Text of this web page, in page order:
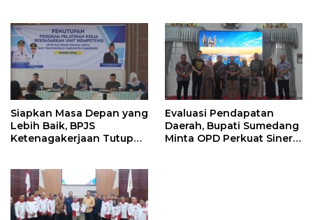
Siapkan Masa Depan yang
Lebih Baik, BPJS
Ketenagakerjaan Tutup
Evaluasi Pendapatan
Daerah, Bupati Sumedang
Minta OPD Perkuat Sinergi